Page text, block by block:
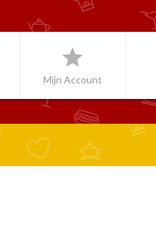
Mijn Account